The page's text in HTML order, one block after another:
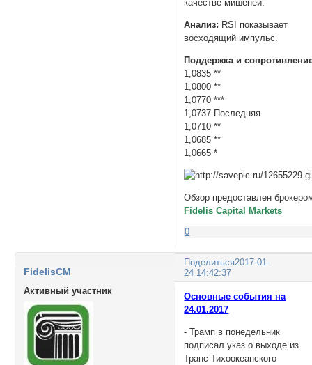
качестве мишеней.
Анализ: RSI показывает
восходящий импульс.
Поддержка и
1,0835 **
1,0800 **
1,0770 ***
1,0737 Последняя
1,0710 **
1,0685 **
1,0665 *
Обзор предоставлен
Fidelis Capital Markets
0
Поделиться2017-01-
24 14:42:37
FidelisCM
Активный участник
Основные события на
24.01.2017
- Трамп в понедельник
подписал указ о выходе из
Транс-Тихоокеанского